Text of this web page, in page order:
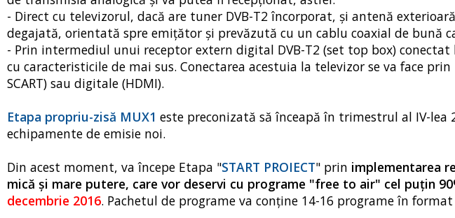
- Direct cu televizorul, dacă are tuner DVB-T2 încorporat, şi antenă
degajată, orientată spre emiţător şi prevăzută cu un cablu coaxial de bună
- Prin intermediul unui receptor extern digital DVB-T2 (set top box)
cu caracteristicile de mai sus. Conectarea acestuia la televizor se va face
SCART) sau digitale (HDMI).
Etapa propriu-zisă MUX1 este preconizată să înceapă în trimestrul al IV-lea
echipamente de emisie noi.
Din acest moment, va începe Etapa "START PROIECT" prin implementarea
mică şi mare putere, care vor deservi cu programe "free to air" cel puţin
decembrie 2016. Pachetul de programe va conţine 14-16 programe în format